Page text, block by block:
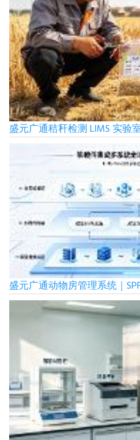
盛元广通秸秆检测 LIMS 实验
盛元广通动物房管理系统｜